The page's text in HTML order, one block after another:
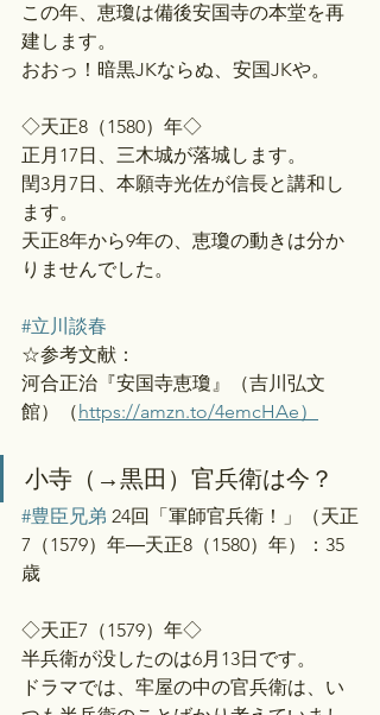
この年、恵瓊は備後安国寺の本堂を再
建します。
おおっ！暗黒JKならぬ、安国JKや。
◇天正8（1580）年◇
正月17日、三木城が落城します。
閏3月7日、本願寺光佐が信長と講和し
ます。
天正8年から9年の、恵瓊の動きは分か
りませんでした。
#立川談春
☆参考文献：
河合正治『安国寺恵瓊』（吉川弘文
館）（https://amzn.to/4emcHAe）
小寺（→黒田）官兵衛は今？
#豊臣兄弟 24回「軍師官兵衛！」（天正
7（1579）年―天正8（1580）年）：35
歳
◇天正7（1579）年◇
半兵衛が没したのは6月13日です。
ドラマでは、牢屋の中の官兵衛は、い